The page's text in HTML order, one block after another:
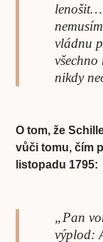
lenošit…
vládnu
všechno
nikdy
O tom, že
vůči tomu, čím
listopadu 1795:
„Pan
výplod: